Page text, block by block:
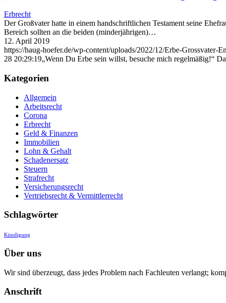
Erbrecht
Der Großvater hatte in einem handschriftlichen Testament seine
Bereich sollten an die beiden (minderjährigen)…
12. April 2019
https://haug-hoefer.de/wp-content/uploads/2022/12/Erbe-Grossvater-
28 20:29:19„Wenn Du Erbe sein willst, besuche mich regelmäßig!“
Kategorien
Allgemein
Arbeitsrecht
Corona
Erbrecht
Geld & Finanzen
Immobilien
Lohn & Gehalt
Schadenersatz
Steuern
Strafrecht
Versicherungsrecht
Vertriebsrecht & Vermittlerrecht
Schlagwörter
Kündigung
Über uns
Wir sind überzeugt, dass jedes Problem nach Fachleuten verlangt;
Anschrift